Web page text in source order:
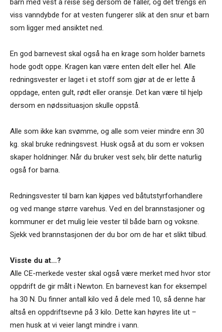
barn med vest å reise seg dersom de faller, og det trengs en
viss vanndybde for at vesten fungerer slik at den snur et barn
som ligger med ansiktet ned.
En god barnevest skal også ha en krage som holder barnets
hode godt oppe. Kragen kan være enten delt eller hel. Alle
redningsvester er laget i et stoff som gjør at de er lette å
oppdage, enten gult, rødt eller oransje. Det kan være til hjelp
dersom en nødssituasjon skulle oppstå.
Alle som ikke kan svømme, og alle som veier mindre enn 30
kg. skal bruke redningsvest. Husk også at du som er voksen
skaper holdninger. Når du bruker vest selv, blir dette naturlig
også for barna.
Redningsvester til barn kan kjøpes ved båtutstyrforhandlere
og ved mange større varehus. Ved en del brannstasjoner og
kommuner er det mulig leie vester til både barn og voksne.
Sjekk ved brannstasjonen der du bor om de har et slikt tilbud.
Visste du at…?
Alle CE-merkede vester skal også være merket med hvor stor
oppdrift de gir målt i Newton. En barnevest kan for eksempel
ha 30 N. Du finner antall kilo ved å dele med 10, så denne har
altså en oppdriftsevne på 3 kilo. Dette kan høyres lite ut –
men husk at vi veier langt mindre i vann.